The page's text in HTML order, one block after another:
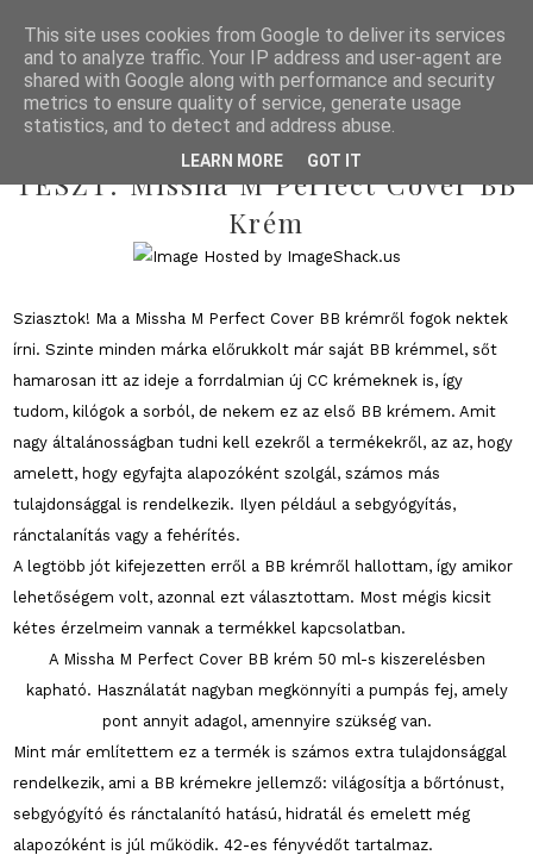
2013/02/26
TESZT: Missha M Perfect Cover BB
Krém
Sziasztok! Ma a Missha M Perfect Cover BB krémről fogok nektek
írni. Szinte minden márka előrukkolt már saját BB krémmel, sőt
hamarosan itt az ideje a forrdalmian új CC krémeknek is, így
tudom, kilógok a sorból, de nekem ez az első BB krémem. Amit
nagy általánosságban tudni kell ezekről a termékekről, az az, hogy
amelett, hogy egyfajta alapozóként szolgál, számos más
tulajdonsággal is rendelkezik. Ilyen például a sebgyógyítás,
ránctalanítás vagy a fehérítés.
A legtöbb jót kifejezetten erről a BB krémről hallottam, így amikor
lehetőségem volt, azonnal ezt választottam. Most mégis kicsit
kétes érzelmeim vannak a termékkel kapcsolatban.
A Missha M Perfect Cover BB krém 50 ml-s kiszerelésben
kapható. Használatát nagyban megkönnyíti a pumpás fej, amely
pont annyit adagol, amennyire szükség van.
Mint már említettem ez a termék is számos extra tulajdonsággal
rendelkezik, ami a BB krémekre jellemző: világosítja a bőrtónust,
sebgyógyító és ránctalanító hatású, hidratál és emelett még
alapozóként is júl működik. 42-es fényvédőt tartalmaz.
This site uses cookies from Google to deliver its services
and to analyze traffic. Your IP address and user-agent are
shared with Google along with performance and security
metrics to ensure quality of service, generate usage
statistics, and to detect and address abuse.
LEARN MORE GOT IT